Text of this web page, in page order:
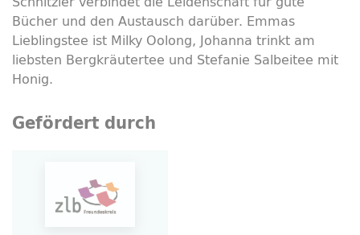
Bücher und den Austausch darüber. Emmas
Lieblingstee ist Milky Oolong, Johanna trinkt am
liebsten Bergkräutertee und Stefanie Salbeitee mit
Honig.
Gefördert durch